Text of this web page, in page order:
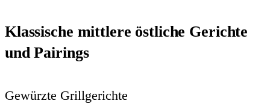
Klassische mittlere östliche Gerichte
und Pairings
Gewürzte Grillgerichte